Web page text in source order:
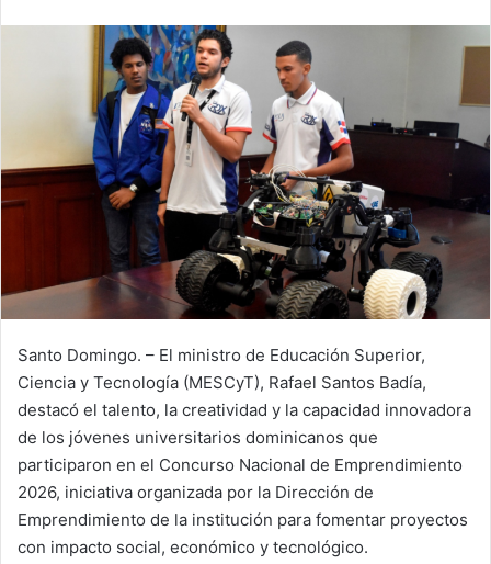
Santo Domingo. – El ministro de Educación Superior,
Ciencia y Tecnología (MESCyT), Rafael Santos Badía,
destacó el talento, la creatividad y la capacidad innovadora
de los jóvenes universitarios dominicanos que
participaron en el Concurso Nacional de Emprendimiento
2026, iniciativa organizada por la Dirección de
Emprendimiento de la institución para fomentar proyectos
con impacto social, económico y tecnológico.